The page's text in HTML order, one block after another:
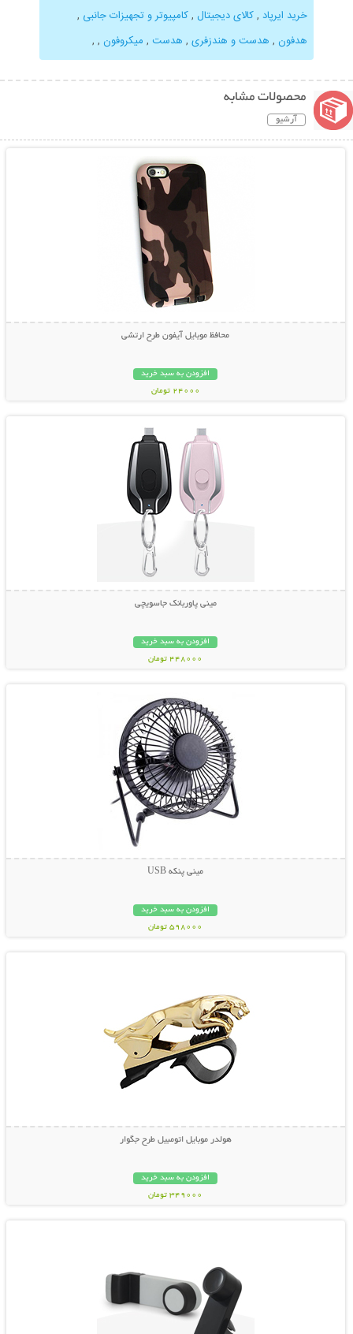
خرید ایرپاد ,کالای دیجیتال ,کامپیوتر و تجهیزات جانبی ,
هدفون , هدست و هندزفری , هدست , میکروفون ,
,
محصولات مشابه
آرشیو
محافظ موبایل آیفون طرح ارتشی
افزودن به سبد خرید
24000 تومان
نمایش توضیحات بیشتر
مینی پاوربانک جاسویچی
افزودن به سبد خرید
448000 تومان
نمایش توضیحات بیشتر
مینی پنکه USB
افزودن به سبد خرید
598000 تومان
نمایش توضیحات بیشتر
هولدر موبایل اتومبیل طرح جگوار
افزودن به سبد خرید
349000 تومان
نمایش توضیحات بیشتر